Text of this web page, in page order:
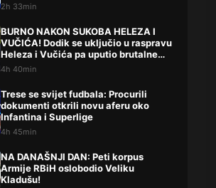
2h 33min
BURNO NAKON SUKOBA HELEZA I
VUČIĆA! Dodik se uključio u raspravu
Heleza i Vučića pa uputio brutalne
uvrede
4h 40min
Trese se svijet fudbala: Procurili
dokumenti otkrili novu aferu oko
Infantina i Superlige
4h 45min
NA DANAŠNJI DAN: Peti korpus
Armije RBiH oslobodio Veliku
Kladušu!